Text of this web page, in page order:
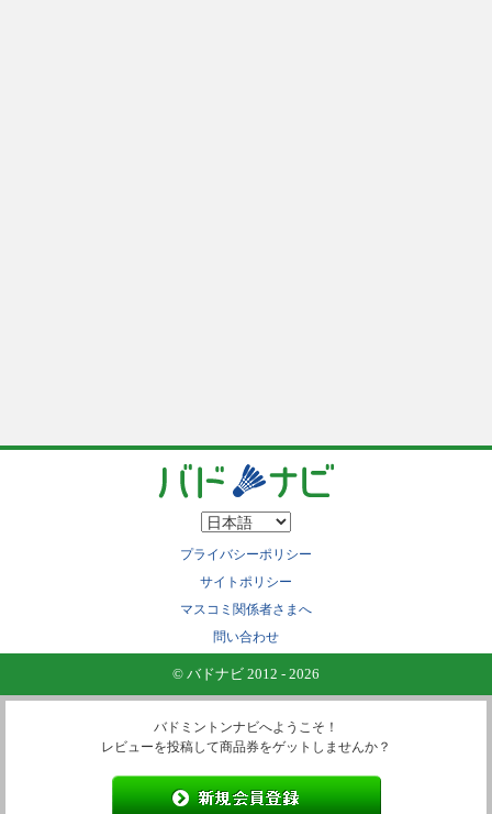
プライバシーポリシー
サイトポリシー
マスコミ関係者さまへ
問い合わせ
© バドナビ 2012 - 2026
バドミントンナビへようこそ！
レビューを投稿して商品券をゲットしませんか？